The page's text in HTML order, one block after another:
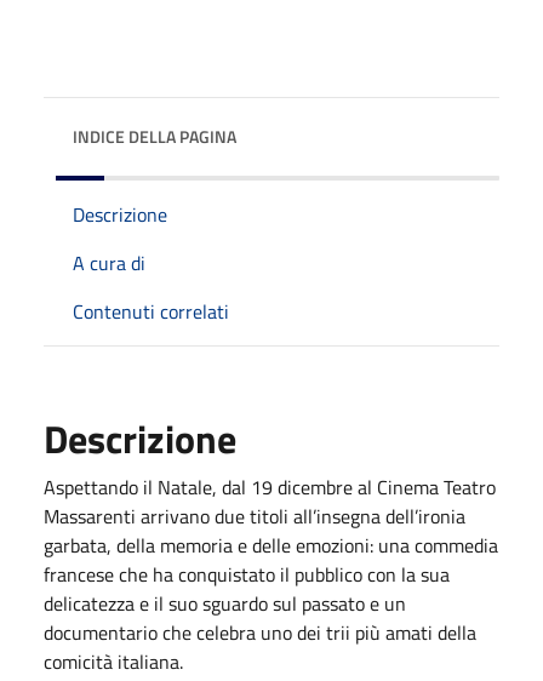
INDICE DELLA PAGINA
Descrizione
A cura di
Contenuti correlati
Descrizione
Aspettando il Natale, dal 19 dicembre al Cinema Teatro
Massarenti arrivano due titoli all’insegna dell’ironia
garbata, della memoria e delle emozioni: una commedia
francese che ha conquistato il pubblico con la sua
delicatezza e il suo sguardo sul passato e un
documentario che celebra uno dei trii più amati della
comicità italiana.